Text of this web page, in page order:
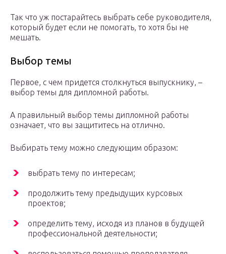
Так что уж постарайтесь выбрать себе руководителя,
который будет если не помогать, то хотя бы не
мешать.
Выбор темы
Первое, с чем придется столкнуться выпускнику, –
выбор темы для дипломной работы.
А правильный выбор темы дипломной работы
означает, что вы защититесь на отлично.
Выбирать тему можно следующим образом:
выбрать тему по интересам;
продолжить тему предыдущих курсовых
проектов;
определить тему, исходя из планов в будущей
профессиональной деятельности;